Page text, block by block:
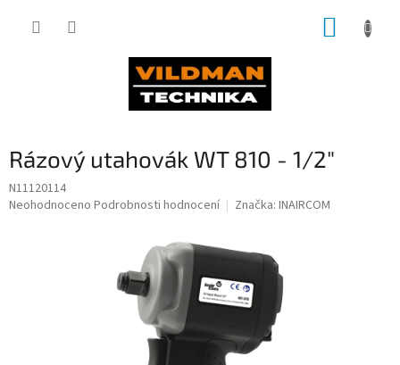
Rázový utahovák WT 810 - 1/2"
N11120114
Průměrné
Neohodnoceno Podrobnosti hodnocení Značka: INAIRCOM